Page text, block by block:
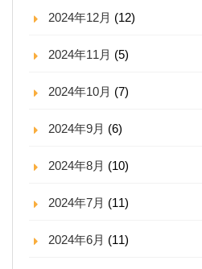
2024年12月 (12)
2024年11月 (5)
2024年10月 (7)
2024年9月 (6)
2024年8月 (10)
2024年7月 (11)
2024年6月 (11)